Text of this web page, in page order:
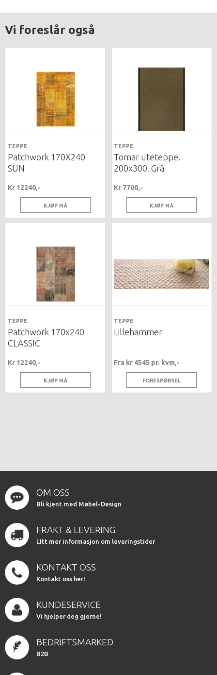
Vi foreslår også
TEPPE
Patchwork 170X240
SUN
Kr 12240,-
KJØP NÅ
TEPPE
Tomar uteteppe.
200x300. Grå
Kr 7700,-
KJØP NÅ
TEPPE
Patchwork 170x240
CLASSIC
Kr 12240,-
KJØP NÅ
TEPPE
Lillehammer
Fra kr 4545 pr. kvm,-
FORESPØRSEL
OM OSS
Bli kjent med Møbel-Design
FRAKT & LEVERING
LItt mer informasjon om leveringstider
KONTAKT OSS
Kontakt oss her!
KUNDESERVICE
Vi hjelper deg gjerne!
BEDRIFTSMARKED
B2B